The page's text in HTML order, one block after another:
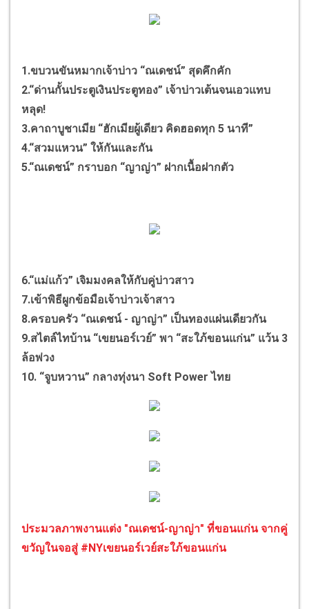
1.ขบวนขันหมากเจ้าบ่าว “ณเดชน์” สุดคึกคัก
2.“ด่านกั้นประตูเงินประตูทอง” เจ้าบ่าวเต้นจนเอวแทบ
หลุด!
3.คาถาบูชาเมีย “ฮักเมียผู้เดียว คิดฮอดทุก 5 นาที”
4.“สวมแหวน” ให้กันและกัน
5.“ณเดชน์” กราบอก “ญาญ่า” ฝากเนื้อฝากตัว
6.“แม่แก้ว” เจิมมงคลให้กับคู่บ่าวสาว
7.เข้าพิธีผูกข้อมือเจ้าบ่าวเจ้าสาว
8.ครอบครัว “ณเดชน์ - ญาญ่า” เป็นทองแผ่นเดียวกัน
9.สไตล์ไทบ้าน “เขยนอร์เวย์” พา “สะใภ้ขอนแก่น” แว้น 3
ล้อพ่วง
10. “จูบหวาน” กลางทุ่งนา Soft Power ไทย
ประมวลภาพงานแต่ง "ณเดชน์-ญาญ่า" ที่ขอนแก่น จากคู่
ขวัญในจอสู่ #NYเขยนอร์เวย์สะใภ้ขอนแก่น